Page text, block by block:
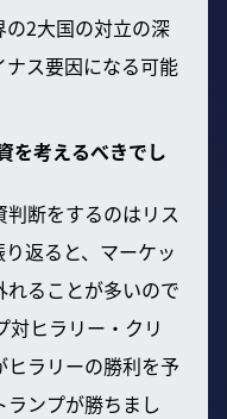
2大国の対立の深
ス要因になる可能
を考えるべきでし
断をするのはリス
返ると、マーケッ
れることが多いので
対ヒラリー・クリ
ラリーの勝利を予
ンプが勝ちまし